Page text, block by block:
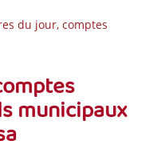
du jour, comptes
municipaux